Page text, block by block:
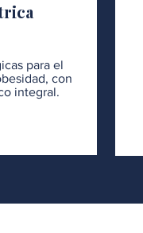
para el
con
integral.